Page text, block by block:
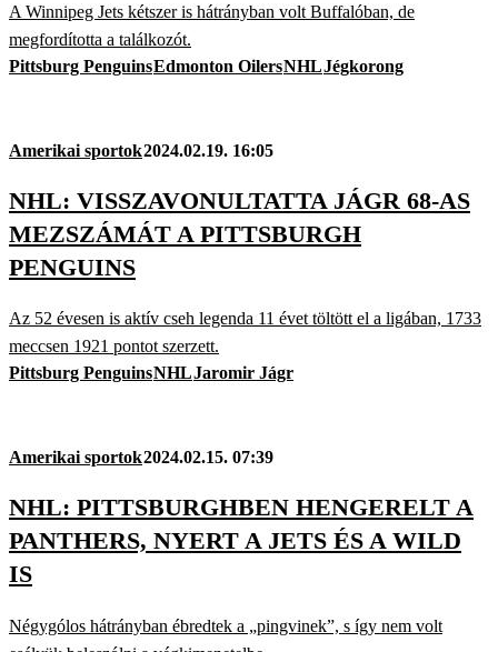
A Winnipeg Jets kétszer is hátrányban volt Buffalóban, de
megfordította a találkozót.
Pittsburg PenguinsEdmonton OilersNHLJégkorong
Amerikai sportok2024.02.19. 16:05
NHL: VISSZAVONULTATTA JÁGR 68-AS
MEZSZÁMÁT A PITTSBURGH
PENGUINS
Az 52 évesen is aktív cseh legenda 11 évet töltött el a ligában, 1733
meccsen 1921 pontot szerzett.
Pittsburg PenguinsNHLJaromir Jágr
Amerikai sportok2024.02.15. 07:39
NHL: PITTSBURGHBEN HENGERELT A
PANTHERS, NYERT A JETS ÉS A WILD
IS
Négygólos hátrányban ébredtek a „pingvinek”, s így nem volt